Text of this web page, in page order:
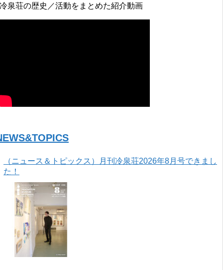
泉荘の歴史／活動をまとめた紹介動画
（ニュース＆トピックス）月刊冷泉荘2026年8月号できまし
た！